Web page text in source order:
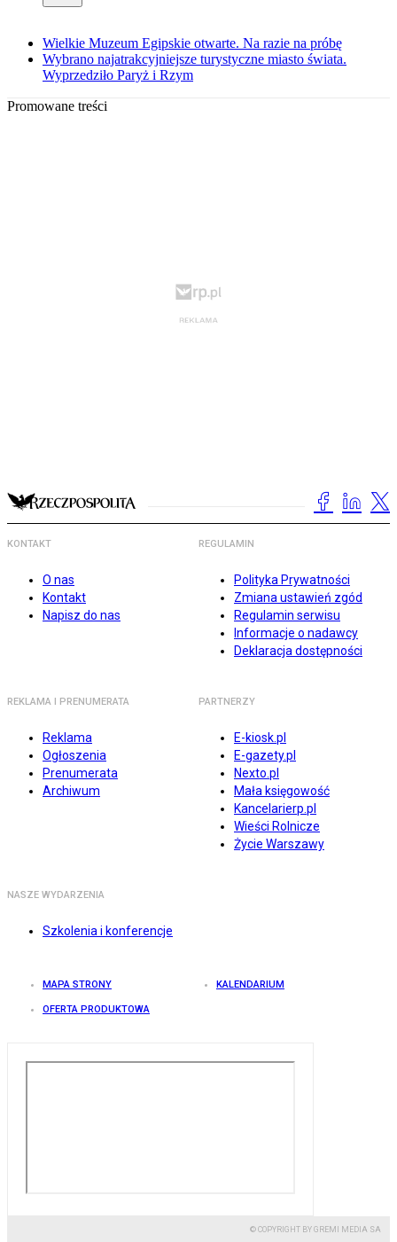
Wielkie Muzeum Egipskie otwarte. Na razie na próbę
Wybrano najatrakcyjniejsze turystyczne miasto świata.
Wyprzedziło Paryż i Rzym
Promowane treści
KONTAKT
O nas
Kontakt
Napisz do nas
REGULAMIN
Polityka Prywatności
Zmiana ustawień zgód
Regulamin serwisu
Informacje o nadawcy
Deklaracja dostępności
REKLAMA I PRENUMERATA
Reklama
Ogłoszenia
Prenumerata
Archiwum
PARTNERZY
E-kiosk.pl
E-gazety.pl
Nexto.pl
Mała księgowość
Kancelarierp.pl
Wieści Rolnicze
Życie Warszawy
NASZE WYDARZENIA
Szkolenia i konferencje
MAPA STRONY KALENDARIUM
OFERTA PRODUKTOWA
© COPYRIGHT BY GREMI MEDIA SA